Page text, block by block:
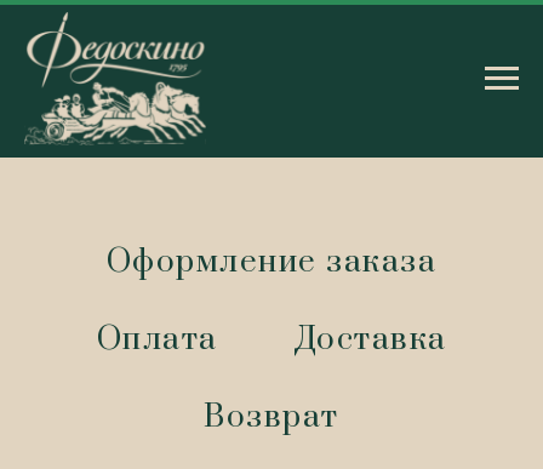
Оформление заказа
Оплата
Доставка
Возврат